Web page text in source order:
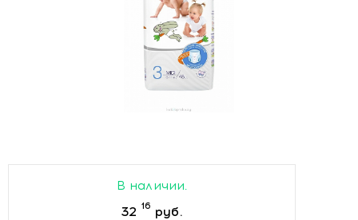
В наличии.
32 16 руб.